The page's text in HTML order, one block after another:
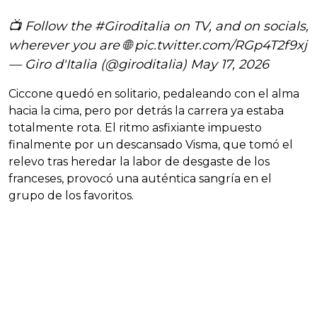
📺 Follow the #Giroditalia on TV, and on socials,
wherever you are 🌐pic.twitter.com/RGp4T2f9xj
— Giro d'Italia (@giroditalia) May 17, 2026
Ciccone quedó en solitario, pedaleando con el alma
hacia la cima, pero por detrás la carrera ya estaba
totalmente rota. El ritmo asfixiante impuesto
finalmente por un descansado Visma, que tomó el
relevo tras heredar la labor de desgaste de los
franceses, provocó una auténtica sangría en el
grupo de los favoritos.